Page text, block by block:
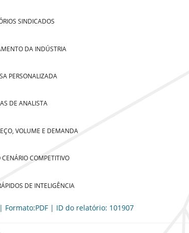
SINDICADOS
DA INDÚSTRIA
PERSONALIZADA
DE ANALISTA
VOLUME E DEMANDA
COMPETITIVO
DE INTELIGÊNCIA
Formato:PDF | ID do relatório: 101907